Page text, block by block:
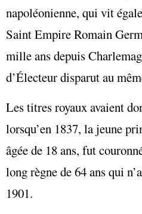
napoléonienne, qui vit
Saint Empire Romain
mille ans depuis
d’Électeur disparut au
Les titres royaux avaient
lorsqu’en 1837, la jeune
âgée de 18 ans, fut
long règne de 64 ans qui
1901.